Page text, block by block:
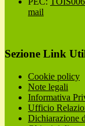
mail
Sezione Link
Cookie policy
Note legali
Informativa
Ufficio
Dichiarazione